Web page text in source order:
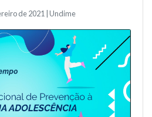
de 2021 | Undime